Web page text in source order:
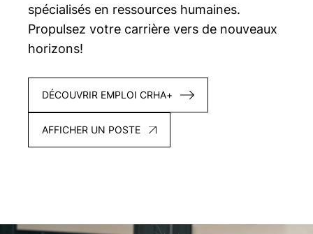
spécialisés en ressources humaines.
Propulsez votre carrière vers de nouveaux
horizons!
DÉCOUVRIR EMPLOI CRHA+
AFFICHER UN POSTE